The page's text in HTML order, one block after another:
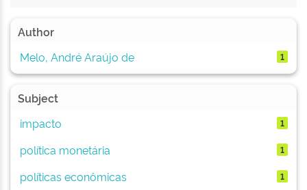
Author
Melo, André Araújo de
1
Subject
impacto
1
política monetária 1
políticas econômicas 1